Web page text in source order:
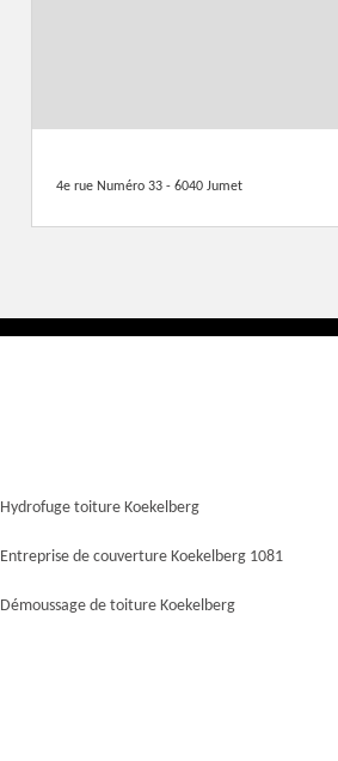
4e rue Numéro 33 - 6040 Jumet
Hydrofuge toiture Koekelberg
Entreprise de couverture Koekelberg 1081
Démoussage de toiture Koekelberg